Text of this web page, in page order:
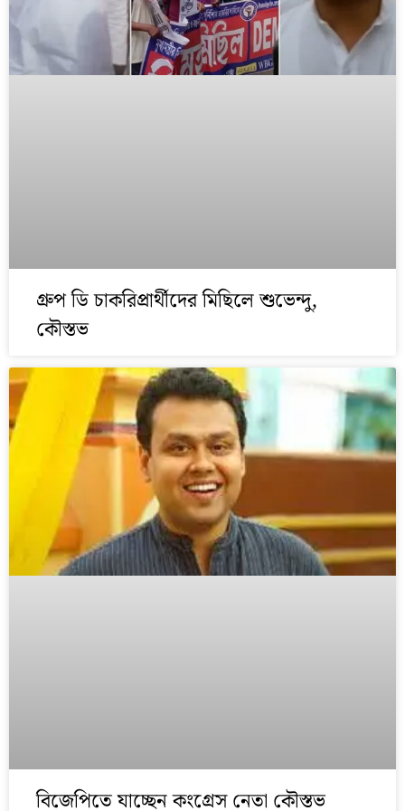
গ্রুপ ডি চাকরিপ্রার্থীদের মিছিলে শুভেন্দু,
কৌস্তভ
বিজেপিতে যাচ্ছেন কংগ্রেস নেতা কৌস্তভ